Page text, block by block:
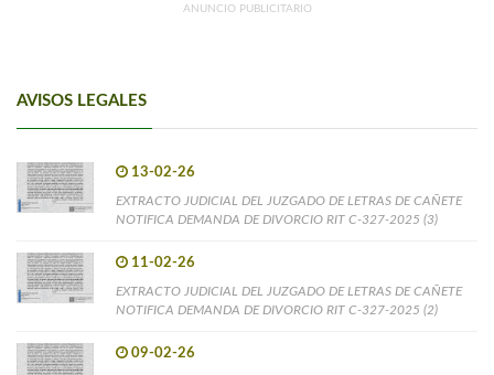
ANUNCIO PUBLICITARIO
AVISOS LEGALES
13-02-26
EXTRACTO JUDICIAL DEL JUZGADO DE LETRAS DE CAÑETE
NOTIFICA DEMANDA DE DIVORCIO RIT C-327-2025 (3)
11-02-26
EXTRACTO JUDICIAL DEL JUZGADO DE LETRAS DE CAÑETE
NOTIFICA DEMANDA DE DIVORCIO RIT C-327-2025 (2)
09-02-26